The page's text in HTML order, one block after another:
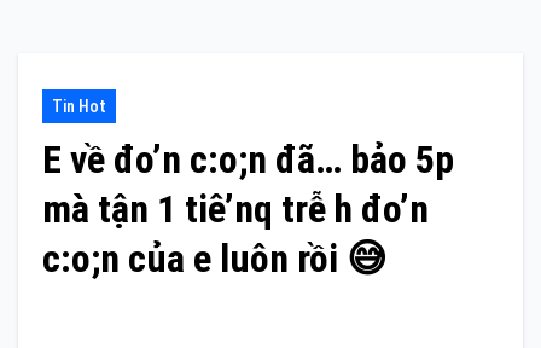
Tin Hot
E về đo’n c:o;n đã… bảo 5p
mà tận 1 tiê’nq trễ h đo’n
c:o;n của e luôn rồi 😅